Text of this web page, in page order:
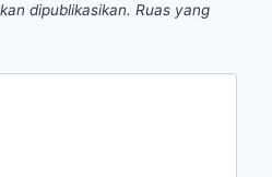
dipublikasikan. Ruas yang